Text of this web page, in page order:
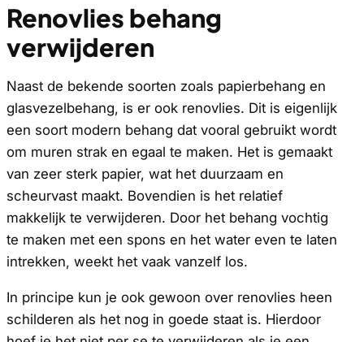
Renovlies behang
verwijderen
Naast de bekende soorten zoals papierbehang en
glasvezelbehang, is er ook renovlies. Dit is eigenlijk
een soort modern behang dat vooral gebruikt wordt
om muren strak en egaal te maken. Het is gemaakt
van zeer sterk papier, wat het duurzaam en
scheurvast maakt. Bovendien is het relatief
makkelijk te verwijderen. Door het behang vochtig
te maken met een spons en het water even te laten
intrekken, weekt het vaak vanzelf los.
In principe kun je ook gewoon over renovlies heen
schilderen als het nog in goede staat is. Hierdoor